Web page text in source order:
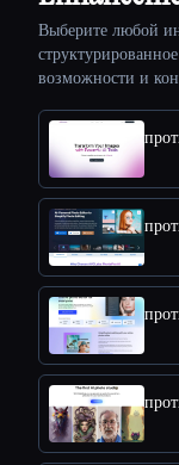
Выберите любой
возможности и